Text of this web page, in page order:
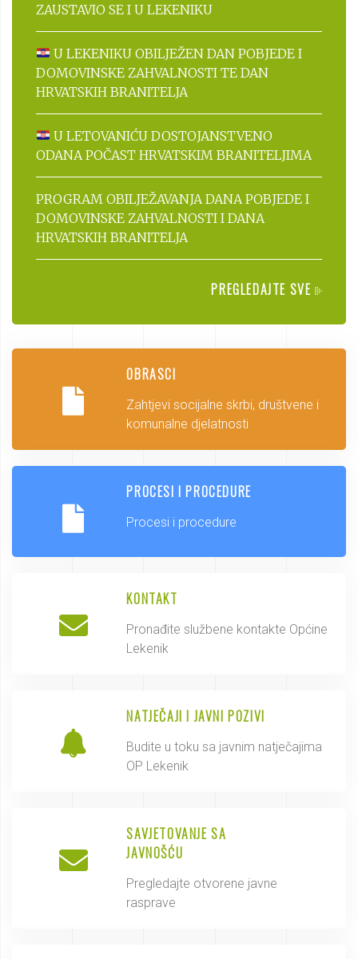
ZAUSTAVIO SE I U LEKENIKU
U LEKENIKU OBILJEŽEN DAN POBJEDE I
DOMOVINSKE ZAHVALNOSTI TE DAN
HRVATSKIH BRANITELJA
U LETOVANIĆU DOSTOJANSTVENO
ODANA POČAST HRVATSKIM BRANITELJIMA
PROGRAM OBILJEŽAVANJA DANA POBJEDE I
DOMOVINSKE ZAHVALNOSTI I DANA
HRVATSKIH BRANITELJA
PREGLEDAJTE SVE
OBRASCI
Zahtjevi socijalne skrbi, društvene i
komunalne djelatnosti
PROCESI I PROCEDURE
Procesi i procedure
KONTAKT
Pronađite službene kontakte Općine
Lekenik
NATJEČAJI I JAVNI POZIVI
Budite u toku sa javnim natječajima
OP Lekenik
SAVJETOVANJE SA
JAVNOŠĆU
Pregledajte otvorene javne
rasprave